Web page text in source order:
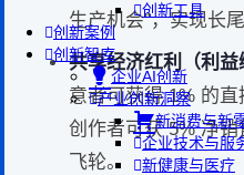
创新工具
创新案例
创新智库
企业AI创新
产业创新洞察
新消费与新
企业技术与服
新健康与医疗
生产机会”，实现长
共享经济红利（利益
意者可获得 1% 的
创作者可获 5% 净
飞轮。